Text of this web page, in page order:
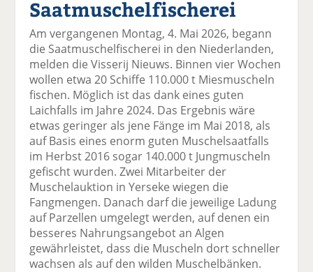
el
a
uf
F
ac
e
b
o
o
k
te
il
e
n
el
t
wi
tt
er
n
uf
Li
n
k
e
di
n
te
il
er
E
m
ai
er
se
n
n
ru
ck
e
n
Saatmuschelfischerei
Am vergangenen Montag, 4. Mai 2026, begann
die Saatmuschelfischerei in den Niederlanden,
melden die Visserij Nieuws. Binnen vier Wochen
wollen etwa 20 Schiffe 110.000 t Miesmuscheln
fischen. Möglich ist das dank eines guten
Laichfalls im Jahre 2024. Das Ergebnis wäre
etwas geringer als jene Fänge im Mai 2018, als
auf Basis eines enorm guten Muschelsaatfalls
im Herbst 2016 sogar 140.000 t Jungmuscheln
gefischt wurden. Zwei Mitarbeiter der
Muschelauktion in Yerseke wiegen die
Fangmengen. Danach darf die jeweilige Ladung
auf Parzellen umgelegt werden, auf denen ein
besseres Nahrungsangebot an Algen
gewährleistet, dass die Muscheln dort schneller
wachsen als auf den wilden Muschelbänken.